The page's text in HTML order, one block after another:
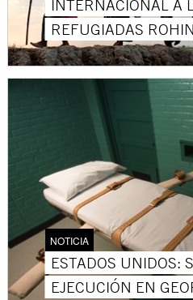
INTERNACIONAL A
REFUGIADAS
NOTICIA
ESTADOS UNIDOS:
EJECUCIÓN EN